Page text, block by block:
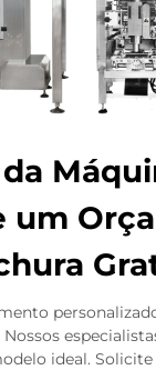
um
Nossos
ideal.